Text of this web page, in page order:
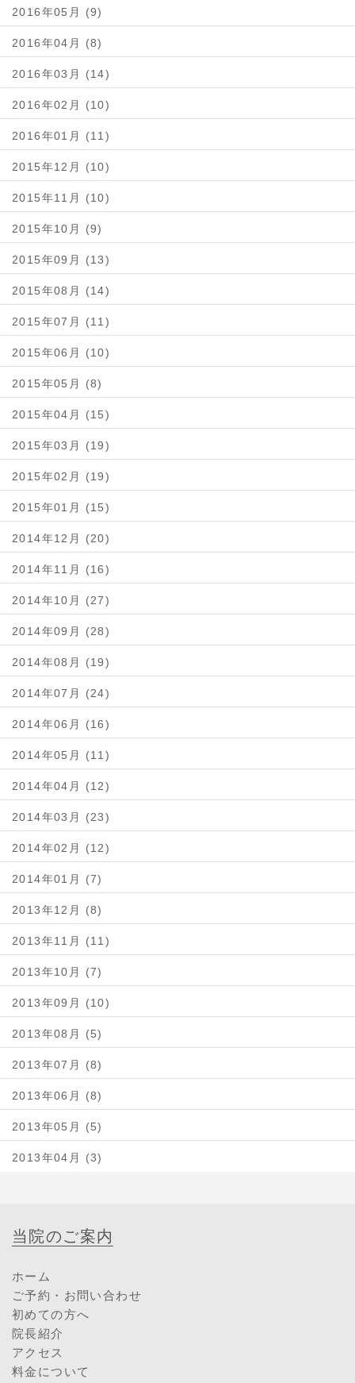
2016年05月 (9)
2016年04月 (8)
2016年03月 (14)
2016年02月 (10)
2016年01月 (11)
2015年12月 (10)
2015年11月 (10)
2015年10月 (9)
2015年09月 (13)
2015年08月 (14)
2015年07月 (11)
2015年06月 (10)
2015年05月 (8)
2015年04月 (15)
2015年03月 (19)
2015年02月 (19)
2015年01月 (15)
2014年12月 (20)
2014年11月 (16)
2014年10月 (27)
2014年09月 (28)
2014年08月 (19)
2014年07月 (24)
2014年06月 (16)
2014年05月 (11)
2014年04月 (12)
2014年03月 (23)
2014年02月 (12)
2014年01月 (7)
2013年12月 (8)
2013年11月 (11)
2013年10月 (7)
2013年09月 (10)
2013年08月 (5)
2013年07月 (8)
2013年06月 (8)
2013年05月 (5)
2013年04月 (3)
当院のご案内
ホーム
ご予約・お問い合わせ
初めての方へ
院長紹介
アクセス
料金について